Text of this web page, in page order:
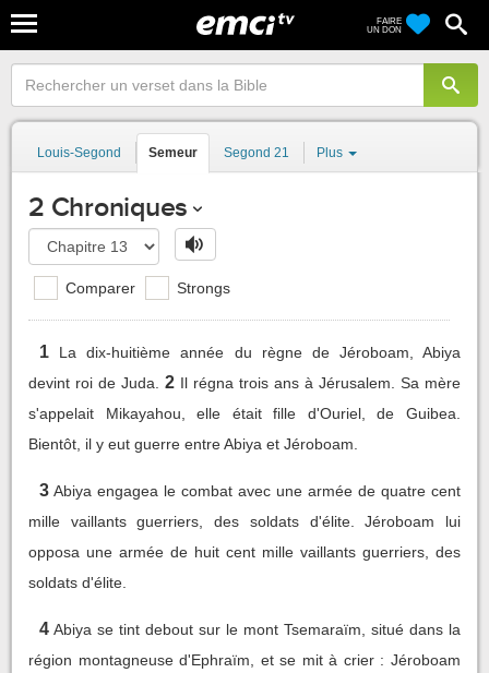
FAIRE
UN DON
Louis-Segond Semeur Segond 21 Plus
2 Chroniques
Comparer Strongs
1
La dix-huitième année du règne de Jéroboam, Abiya
devint roi de Juda.
2 Il régna trois ans à Jérusalem. Sa mère
s'appelait Mikayahou, elle était fille d'Ouriel, de Guibea.
Bientôt, il y eut guerre entre Abiya et Jéroboam.
3 Abiya engagea le combat avec une armée de quatre cent
mille vaillants guerriers, des soldats d'élite. Jéroboam lui
opposa une armée de huit cent mille vaillants guerriers, des
soldats d'élite.
4 Abiya se tint debout sur le mont Tsemaraïm, situé dans la
région montagneuse d'Ephraïm, et se mit à crier : Jéroboam